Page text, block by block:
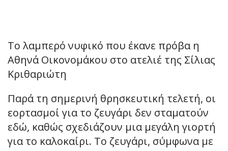
Το λαμπερό νυφικό που έκανε πρόβα η
Αθηνά Οικονομάκου στο ατελιέ της Σίλιας
Κριθαριώτη
Παρά τη σημερινή θρησκευτική τελετή, οι
εορτασμοί για το ζευγάρι δεν σταματούν
εδώ, καθώς σχεδιάζουν μια μεγάλη γιορτή
για το καλοκαίρι. Το ζευγάρι, σύμφωνα με